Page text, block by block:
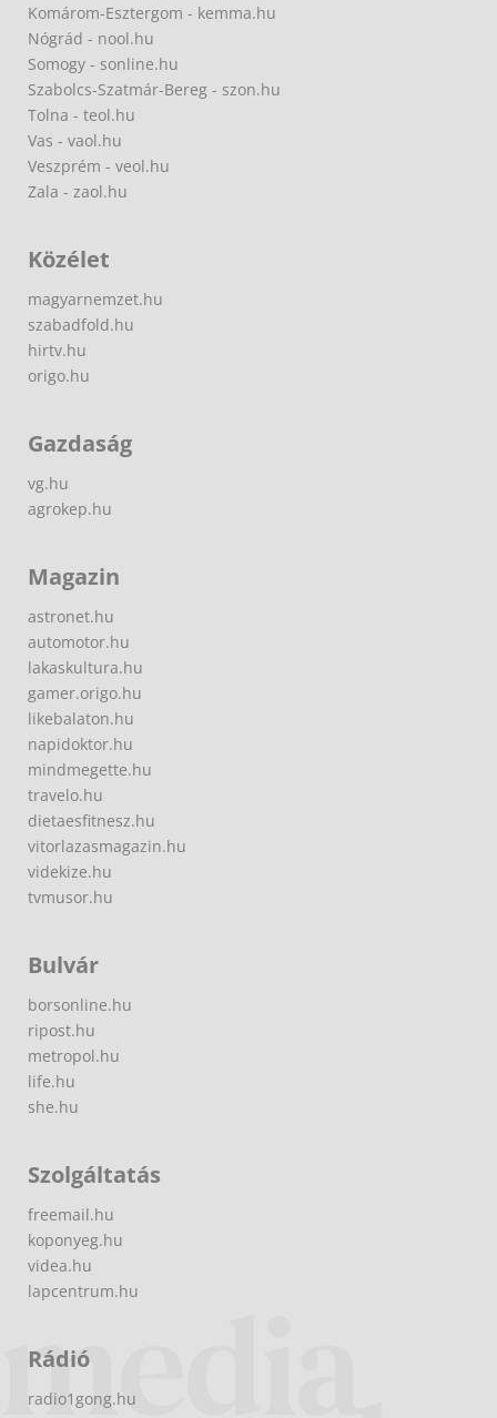
Komárom-Esztergom - kemma.hu
Nógrád - nool.hu
Somogy - sonline.hu
Szabolcs-Szatmár-Bereg - szon.hu
Tolna - teol.hu
Vas - vaol.hu
Veszprém - veol.hu
Zala - zaol.hu
Közélet
magyarnemzet.hu
szabadfold.hu
hirtv.hu
origo.hu
Gazdaság
vg.hu
agrokep.hu
Magazin
astronet.hu
automotor.hu
lakaskultura.hu
gamer.origo.hu
likebalaton.hu
napidoktor.hu
mindmegette.hu
travelo.hu
dietaesfitnesz.hu
vitorlazasmagazin.hu
videkize.hu
tvmusor.hu
Bulvár
borsonline.hu
ripost.hu
metropol.hu
life.hu
she.hu
Szolgáltatás
freemail.hu
koponyeg.hu
videa.hu
lapcentrum.hu
Rádió
radio1gong.hu